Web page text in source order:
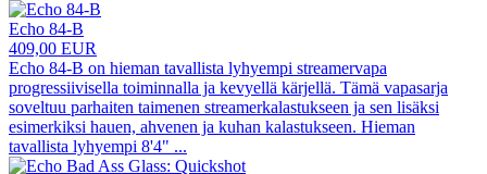
Echo 84-B
409,00 EUR
Echo 84-B on hieman tavallista lyhyempi streamervapa
progressiivisella toiminnalla ja kevyellä kärjellä. Tämä vapasarja
soveltuu parhaiten taimenen streamerkalastukseen ja sen lisäksi
esimerkiksi hauen, ahvenen ja kuhan kalastukseen. Hieman
tavallista lyhyempi 8'4" ...